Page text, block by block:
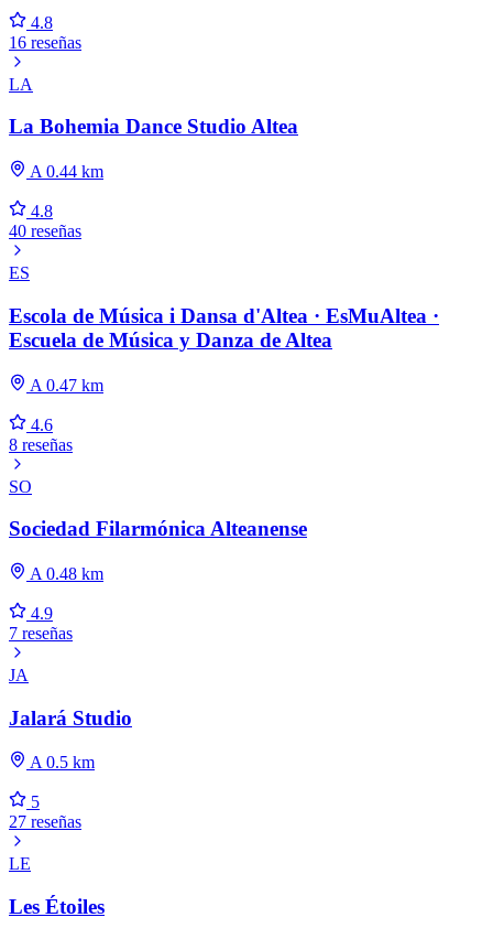
4.8
16 reseñas
LA
La Bohemia Dance Studio Altea
A 0.44 km
4.8
40 reseñas
ES
Escola de Música i Dansa d'Altea · EsMuAltea ·
Escuela de Música y Danza de Altea
A 0.47 km
4.6
8 reseñas
SO
Sociedad Filarmónica Alteanense
A 0.48 km
4.9
7 reseñas
JA
Jalará Studio
A 0.5 km
5
27 reseñas
LE
Les Étoiles